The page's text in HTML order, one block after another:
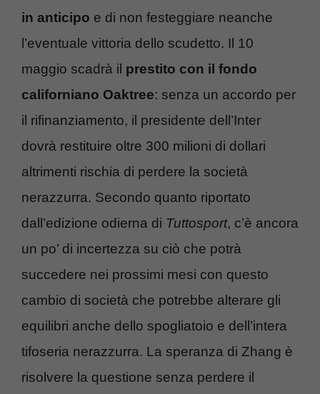
in anticipo e di non festeggiare neanche
l’eventuale vittoria dello scudetto. Il 10
maggio scadrà il prestito con il fondo
californiano Oaktree: senza un accordo per
il rifinanziamento, il presidente dell’Inter
dovrà restituire oltre 300 milioni di dollari
altrimenti rischia di perdere la società
nerazzurra. Secondo quanto riportato
dall’edizione odierna di Tuttosport, c’è ancora
un po’ di incertezza su ciò che potrà
succedere nei prossimi mesi con questo
cambio di società che potrebbe alterare gli
equilibri anche dello spogliatoio e dell’intera
tifoseria nerazzurra. La speranza di Zhang è
risolvere la questione senza perdere il